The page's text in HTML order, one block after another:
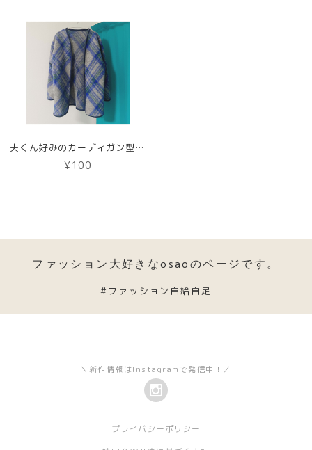
夫くん好みのカーディガン型紙【DL版】
¥100
ファッション大好きなosaoのページです。
#ファッション自給自足
＼新作情報はInstagramで発信中！／
プライバシーポリシー